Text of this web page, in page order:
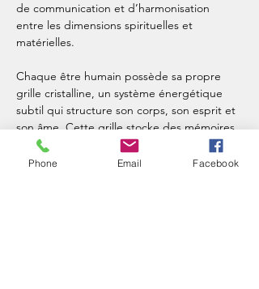
de communication et d’harmonisation
entre les dimensions spirituelles et
matérielles.
Chaque être humain possède sa propre
grille cristalline, un système énergétique
subtil qui structure son corps, son esprit et
son âme. Cette grille stocke des mémoires
ancestrales, karmiques et cellulaires,
influençant notre état vibratoire, notre bien-
Phone Email Facebook